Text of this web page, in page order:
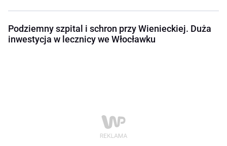
Podziemny szpital i schron przy Wienieckiej. Duża
inwestycja w lecznicy we Włocławku